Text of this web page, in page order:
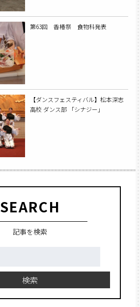
第63回 香椿祭 食物科発表
【ダンスフェスティバル】松本深志
高校 ダンス部 「シナジー」
SEARCH
記事を検索
検索